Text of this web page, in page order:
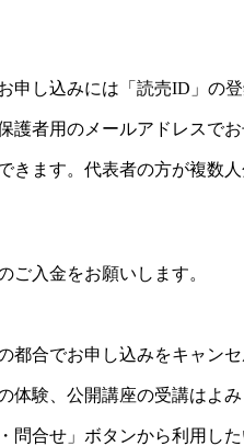
し込みには「読売ID」の
者用のメールアドレスでお
ます。代表者の方が複数
入金をお願いします。
合でお申し込みをキャン
験、公開講座の受講はよみ
合せ」ボタンから利用し